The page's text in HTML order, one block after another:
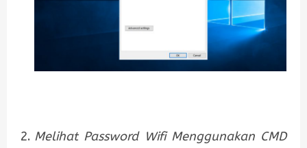
Melihat Password Wifi Menggunakan CMD